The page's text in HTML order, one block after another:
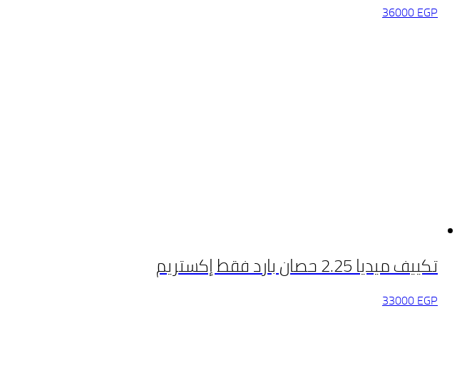
36000EGP
تكييف ميديا 2.25 حصان بارد فقط إكستريم
33000EGP